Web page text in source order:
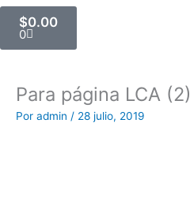
$0.00
0
Carrito
Para página LCA (2)
Por admin / 28 julio, 2019